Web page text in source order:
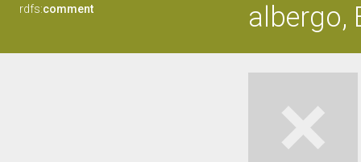
rdfs:comment albergo,